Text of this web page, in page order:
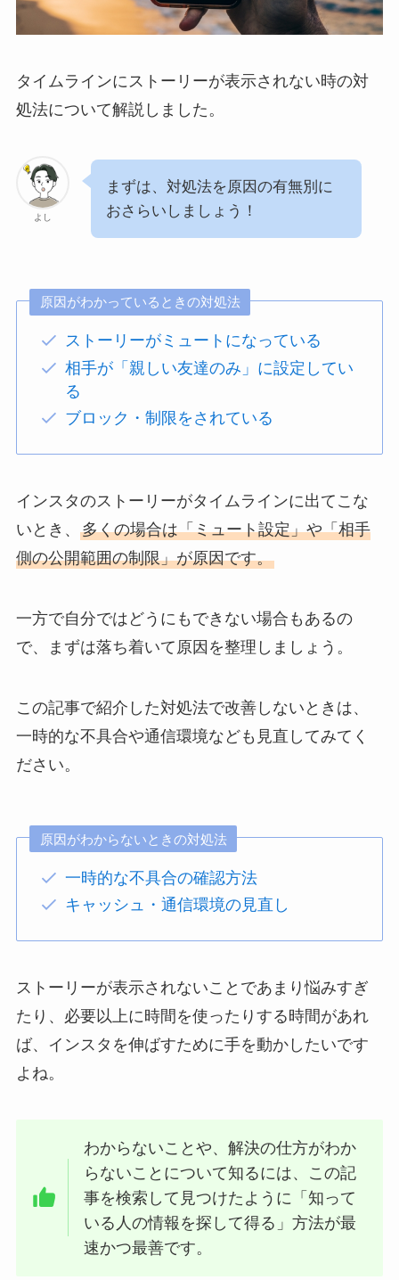
タイムラインにストーリーが表示されない時の対
処法について解説しました。
よし
まずは、対処法を原因の有無別に
おさらいしましょう！
原因がわかっているときの対処法
ストーリーがミュートになっている
相手が「親しい友達のみ」に設定してい
る
ブロック・制限をされている
インスタのストーリーがタイムラインに出てこな
いとき、 多くの場合は「ミュート設定」や「相手
側の公開範囲の制限」が原因です。
一方で自分ではどうにもできない場合もあるの
で、まずは落ち着いて原因を整理しましょう。
この記事で紹介した対処法で改善しないときは、
一時的な不具合や通信環境なども見直してみてく
ださい。
原因がわからないときの対処法
一時的な不具合の確認方法
キャッシュ・通信環境の見直し
ストーリーが表示されないことであまり悩みすぎ
たり、必要以上に時間を使ったりする時間があれ
ば、インスタを伸ばすために手を動かしたいです
よね。
わからないことや、解決の仕方がわか
らないことについて知るには、この記
事を検索して見つけたように「知って
いる人の情報を探して得る」方法が最
速かつ最善です。